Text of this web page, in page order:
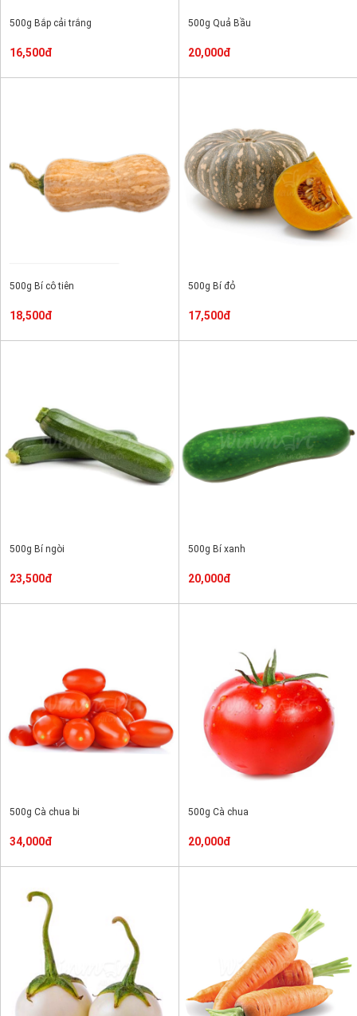
500g Bắp cải trắng
16,500đ
500g Quả Bầu
20,000đ
500g Bí cô tiên
18,500đ
500g Bí đỏ
17,500đ
500g Bí ngòi
23,500đ
500g Bí xanh
20,000đ
500g Cà chua bi
34,000đ
500g Cà chua
20,000đ